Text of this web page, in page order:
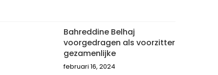
Bahreddine Belhaj
voorgedragen als voorzitter
gezamenlijke
februari 16, 2024